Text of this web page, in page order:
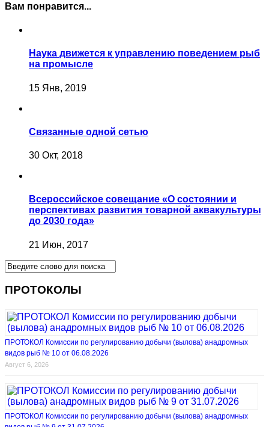
Вам понравится...
Наука движется к управлению поведением рыб
на промысле
15 Янв, 2019
Связанные одной сетью
30 Окт, 2018
Всероссийское совещание «О состоянии и
перспективах развития товарной аквакультуры
до 2030 года»
21 Июн, 2017
ПРОТОКОЛЫ
ПРОТОКОЛ Комиссии по регулированию добычи (вылова) анадромных
видов рыб № 10 от 06.08.2026
Август 6, 2026
ПРОТОКОЛ Комиссии по регулированию добычи (вылова) анадромных